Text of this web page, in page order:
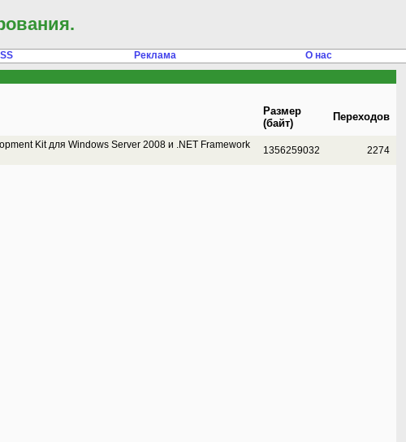
Реклама О нас
Размер
(байт)
Переходов
Kit для Windows Server 2008 и .NET Framework
1356259032 2274